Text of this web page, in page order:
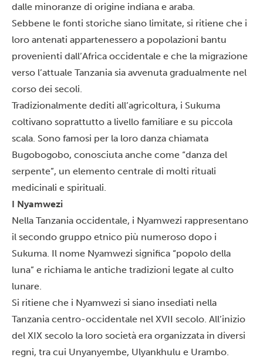
dalle minoranze di origine indiana e araba.
Sebbene le fonti storiche siano limitate, si ritiene che i
loro antenati appartenessero a popolazioni bantu
provenienti dall’Africa occidentale e che la migrazione
verso l’attuale Tanzania sia avvenuta gradualmente nel
corso dei secoli.
Tradizionalmente dediti all’agricoltura, i Sukuma
coltivano soprattutto a livello familiare e su piccola
scala. Sono famosi per la loro danza chiamata
Bugobogobo, conosciuta anche come “danza del
serpente”, un elemento centrale di molti rituali
medicinali e spirituali.
I Nyamwezi
Nella Tanzania occidentale, i Nyamwezi rappresentano
il secondo gruppo etnico più numeroso dopo i
Sukuma. Il nome Nyamwezi significa “popolo della
luna” e richiama le antiche tradizioni legate al culto
lunare.
Si ritiene che i Nyamwezi si siano insediati nella
Tanzania centro-occidentale nel XVII secolo. All’inizio
del XIX secolo la loro società era organizzata in diversi
regni, tra cui Unyanyembe, Ulyankhulu e Urambo.